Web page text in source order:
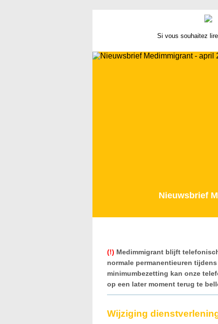
Si vous souhaitez
Nieuwsbrief
(!) Medimmigrant blijft
normale permanentieuren
minimumbezetting kan onze
op een later moment terug te
Wijziging